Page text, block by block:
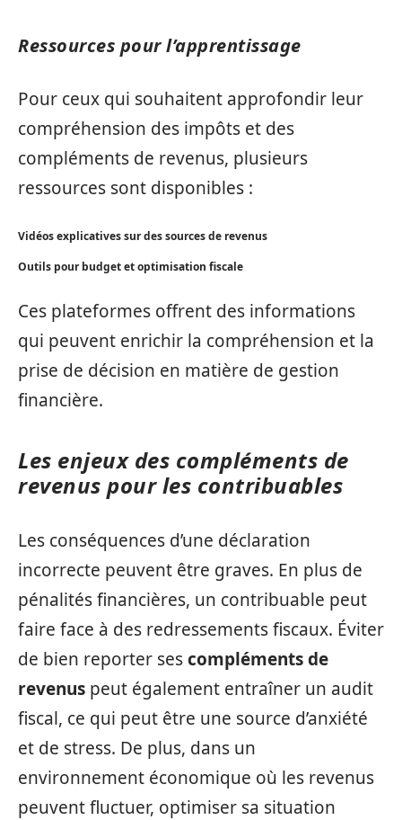
Ressources pour l’apprentissage
Pour ceux qui souhaitent approfondir leur
compréhension des impôts et des
compléments de revenus, plusieurs
ressources sont disponibles :
Vidéos explicatives sur des sources de revenus
Outils pour budget et optimisation fiscale
Ces plateformes offrent des informations
qui peuvent enrichir la compréhension et la
prise de décision en matière de gestion
financière.
Les enjeux des compléments de
revenus pour les contribuables
Les conséquences d’une déclaration
incorrecte peuvent être graves. En plus de
pénalités financières, un contribuable peut
faire face à des redressements fiscaux. Éviter
de bien reporter sescompléments de
revenus peut également entraîner un audit
fiscal, ce qui peut être une source d’anxiété
et de stress. De plus, dans un
environnement économique où les revenus
peuvent fluctuer, optimiser sa situation